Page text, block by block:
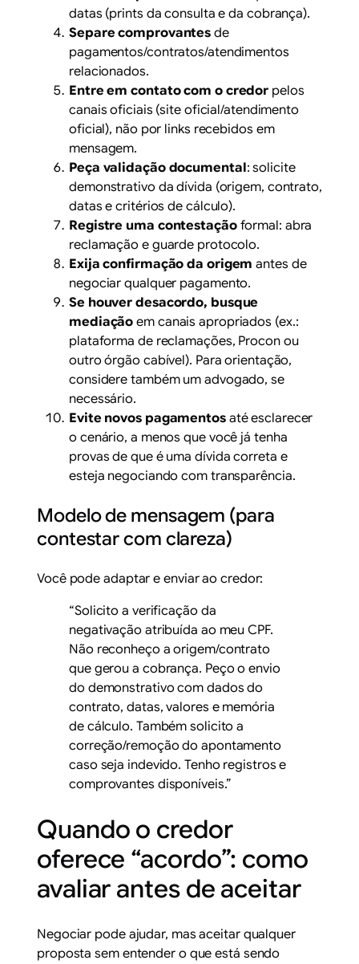
datas (prints da consulta e da cobrança).
Separe comprovantes de
pagamentos/contratos/atendimentos
relacionados.
Entre em contato com o credor pelos
canais oficiais (site oficial/atendimento
oficial), não por links recebidos em
mensagem.
Peça validação documental: solicite
demonstrativo da dívida (origem, contrato,
datas e critérios de cálculo).
Registre uma contestaçãoformal: abra
reclamação e guarde protocolo.
Exija confirmação da origem antes de
negociar qualquer pagamento.
Se houver desacordo, busque
mediação em canais apropriados (ex.:
plataforma de reclamações, Procon ou
outro órgão cabível). Para orientação,
considere também um advogado, se
necessário.
Evite novos pagamentosaté esclarecer
o cenário, a menos que você já tenha
provas de que é uma dívida correta e
esteja negociando com transparência.
Modelo de mensagem (para
contestar com clareza)
Você pode adaptar e enviar ao credor:
“Solicito a verificação da
negativação atribuída ao meu CPF.
Não reconheço a origem/contrato
que gerou a cobrança. Peço o envio
do demonstrativo com dados do
contrato, datas, valores e memória
de cálculo. Também solicito a
correção/remoção do apontamento
caso seja indevido. Tenho registros e
comprovantes disponíveis.”
Quando o credor
oferece “acordo”: como
avaliar antes de aceitar
Negociar pode ajudar, mas aceitar qualquer
proposta sem entender o que está sendo